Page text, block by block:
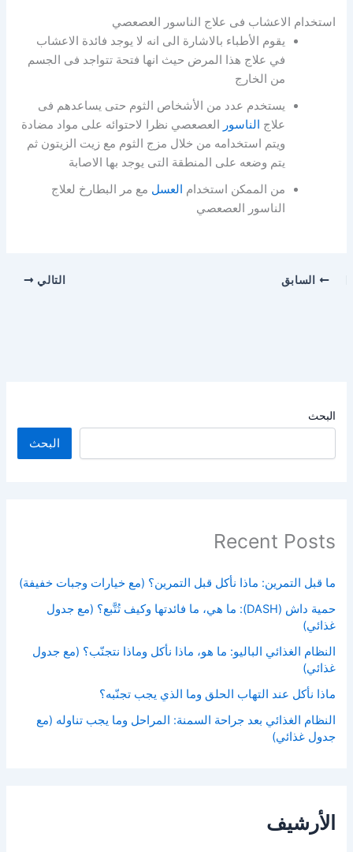
البحث
البحث
Recent Posts
ما قبل التمرين: ماذا نأكل قبل التمرين؟ (مع خيارات وجبات خفيفة)
حمية داش (DASH): ما هي، ما فائدتها وكيف تُتَّبع؟ (مع جدول
غذائي)
النظام الغذائي الباليو: ما هو، ماذا نأكل وماذا نتجنّب؟ (مع جدول
غذائي)
ماذا نأكل عند التهاب الحلق وما الذي يجب تجنّبه؟
النظام الغذائي بعد جراحة السمنة: المراحل وما يجب تناوله (مع
جدول غذائي)
الأرشيف
استخدام الاعشاب فى علاج الناسور العصعصي
يقوم الأطباء بالاشارة الى انه لا يوجد فائدة الاعشاب
في علاج هذا المرض حيث انها فتحة تتواجد فى الجسم
من الخارج
يستخدم عدد من الأشخاص الثوم حتى يساعدهم فى
علاج الناسور العصعصي نظرا لاحتوائه على مواد مضادة
ويتم استخدامه من خلال مزج الثوم مع زيت الزيتون ثم
يتم وضعه على المنطقة التى يوجد بها الاصابة
من الممكن استخدام العسل مع مر البطارخ لعلاج
الناسور العصعصي
السابق التالي